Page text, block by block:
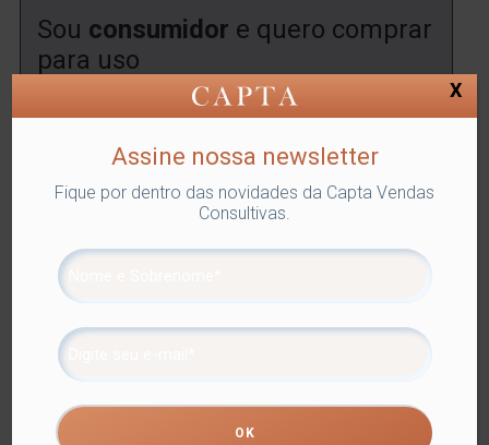
Sou consumidor e quero comprar
para uso
onde você poderá comprar este
produto.
ENCONTRAR
SKU:LYOR-1676
,
Utilidades Domésticas
FAQUEIROS
Informação adicional
Assine nossa newsletter
Fique por dentro das novidades da Capta Vendas
Consultivas.
X